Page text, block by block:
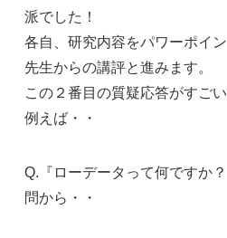
派でした！
各自、研究内容をパワーポイ
先生からの講評と進みます。
この２番目の質疑応答がすご
例えば・・
Q.『ローデータって何ですか
問から・・